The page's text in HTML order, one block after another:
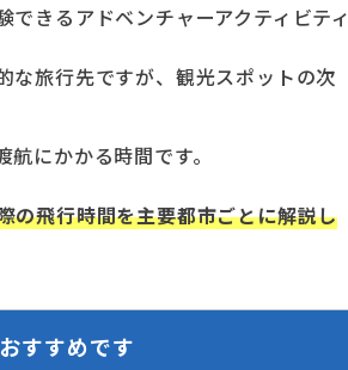
きるアドベンチャーアクティビティ
な旅行先ですが、観光スポットの次
にかかる時間です。
の飛行時間を主要都市ごとに解説し
すすめです